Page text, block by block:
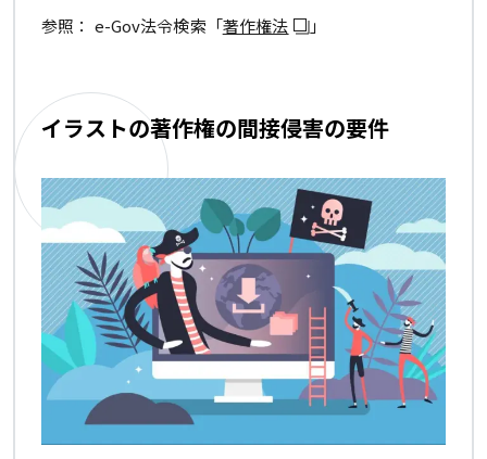
参照： e-Gov法令検索「著作権法 」
イラストの著作権の間接侵害の要件